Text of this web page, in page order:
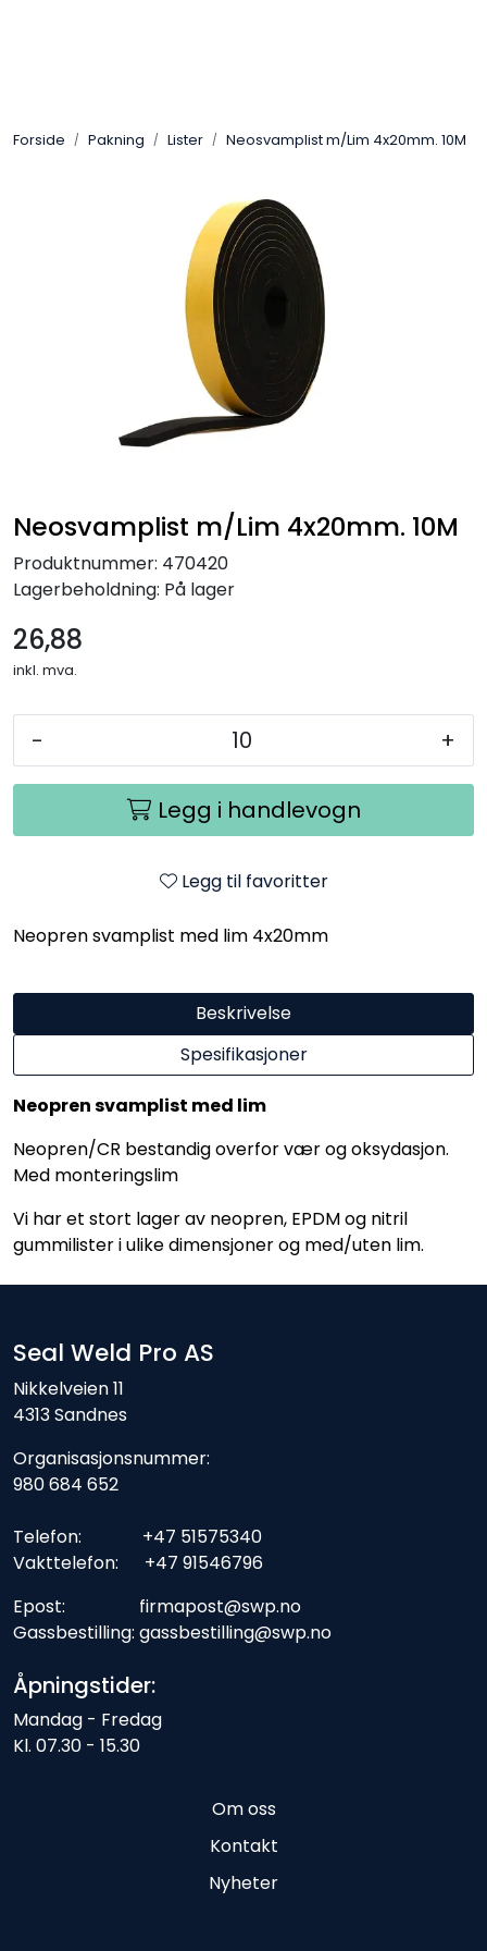
Forside Pakning Lister Neosvamplist m/Lim 4x20mm. 10M
Neosvamplist m/Lim 4x20mm. 10M
Produktnummer: 470420
Lagerbeholdning: På lager
26,88
inkl. mva.
- +
Legg i handlevogn
Legg til favoritter
Neopren svamplist med lim 4x20mm
Beskrivelse
Spesifikasjoner
Neopren svamplist med lim
Neopren/CR bestandig overfor vær og oksydasjon.
Med monteringslim
Vi har et stort lager av neopren, EPDM og nitril
gummilister i ulike dimensjoner og med/uten lim.
Seal Weld Pro AS
Nikkelveien 11
4313 Sandnes
Organisasjonsnummer:
980 684 652
Telefon: +47 51575340
Vakttelefon: +47 91546796
Epost: firmapost@swp.no
Gassbestilling: gassbestilling@swp.no
Åpningstider:
Mandag - Fredag
Kl. 07.30 - 15.30
Om oss
Kontakt
Nyheter
Pakning
Industriprodukter